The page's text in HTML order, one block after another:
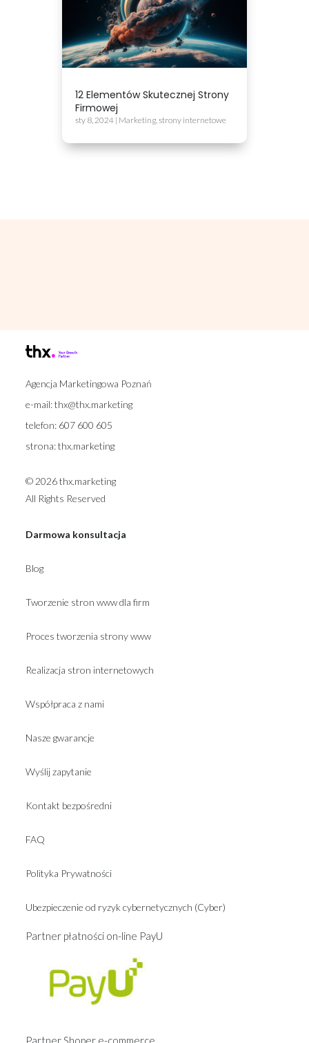
12 Elementów Skutecznej Strony
Firmowej
sty 8, 2024 | Marketing, strony internetowe
Agencja Marketingowa Poznań
e-mail:thx@thx.marketing
telefon: 607 600 605
strona:thx.marketing
© 2026 thx.marketing
All Rights Reserved
Darmowa konsultacja
Blog
Tworzenie stron www dla firm
Proces tworzenia strony www
Realizacja stron internetowych
Współpraca z nami
Nasze gwarancje
Wyślij zapytanie
Kontakt bezpośredni
FAQ
Polityka Prywatności
Ubezpieczenie od ryzyk cybernetycznych (Cyber)
Partner płatności on-line PayU
Partner Shoper e-commerce